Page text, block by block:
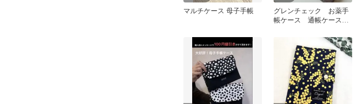
マルチケース 母子手帳
グレンチェック お薬手
帳ケース 通帳ケース